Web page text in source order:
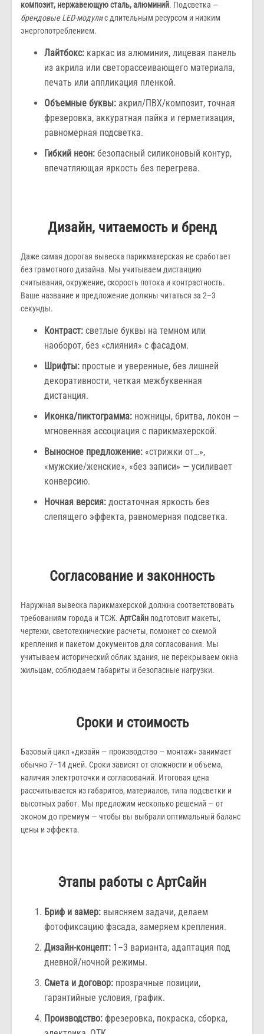
композит, нержавеющую сталь, алюминий. Подсветка —
брендовые LED-модулис длительным ресурсом и низким
энергопотреблением.
Лайтбокс: каркас из алюминия, лицевая панель
из акрила или светорассеивающего материала,
печать или аппликация пленкой.
Объемные буквы: акрил/ПВХ/композит, точная
фрезеровка, аккуратная пайка и герметизация,
равномерная подсветка.
Гибкий неон: безопасный силиконовый контур,
впечатляющая яркость без перегрева.
Дизайн, читаемость и бренд
Даже самая дорогая вывеска парикмахерская не сработает
без грамотного дизайна. Мы учитываем дистанцию
считывания, окружение, скорость потока и контрастность.
Ваше название и предложение должны читаться за 2–3
секунды.
Контраст: светлые буквы на темном или
наоборот, без «слияния» с фасадом.
Шрифты: простые и уверенные, без лишней
декоративности, четкая межбуквенная
дистанция.
Иконка/пиктограмма: ножницы, бритва, локон —
мгновенная ассоциация с парикмахерской.
Выносное предложение: «стрижки от…»,
«мужские/женские», «без записи» — усиливает
конверсию.
Ночная версия: достаточная яркость без
слепящего эффекта, равномерная подсветка.
Согласование и законность
Наружная вывеска парикмахерской должна соответствовать
требованиям города и ТСЖ. АртСайн подготовит макеты,
чертежи, светотехнические расчеты, поможет со схемой
крепления и пакетом документов для согласования. Мы
учитываем исторический облик здания, не перекрываем окна
жильцам, соблюдаем габариты и безопасные нагрузки.
Сроки и стоимость
Базовый цикл «дизайн — производство — монтаж» занимает
обычно 7–14 дней. Сроки зависят от сложности и объема,
наличия электроточки и согласований. Итоговая цена
рассчитывается из габаритов, материалов, типа подсветки и
высотных работ. Мы предложим несколько решений — от
эконом до премиум — чтобы вы выбрали оптимальный баланс
цены и эффекта.
Этапы работы с АртСайн
Бриф и замер: выясняем задачи, делаем
фотофиксацию фасада, замеряем крепления.
Дизайн-концепт: 1–3 варианта, адаптация под
дневной/ночной режимы.
Смета и договор: прозрачные позиции,
гарантийные условия, график.
Производство: фрезеровка, покраска, сборка,